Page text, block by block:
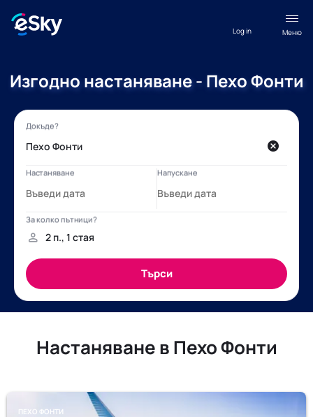
Меню
Log in
Изгодно настаняване - Пехо Фонти
Настаняване в Пехо Фонти
ПЕХО ФОНТИ